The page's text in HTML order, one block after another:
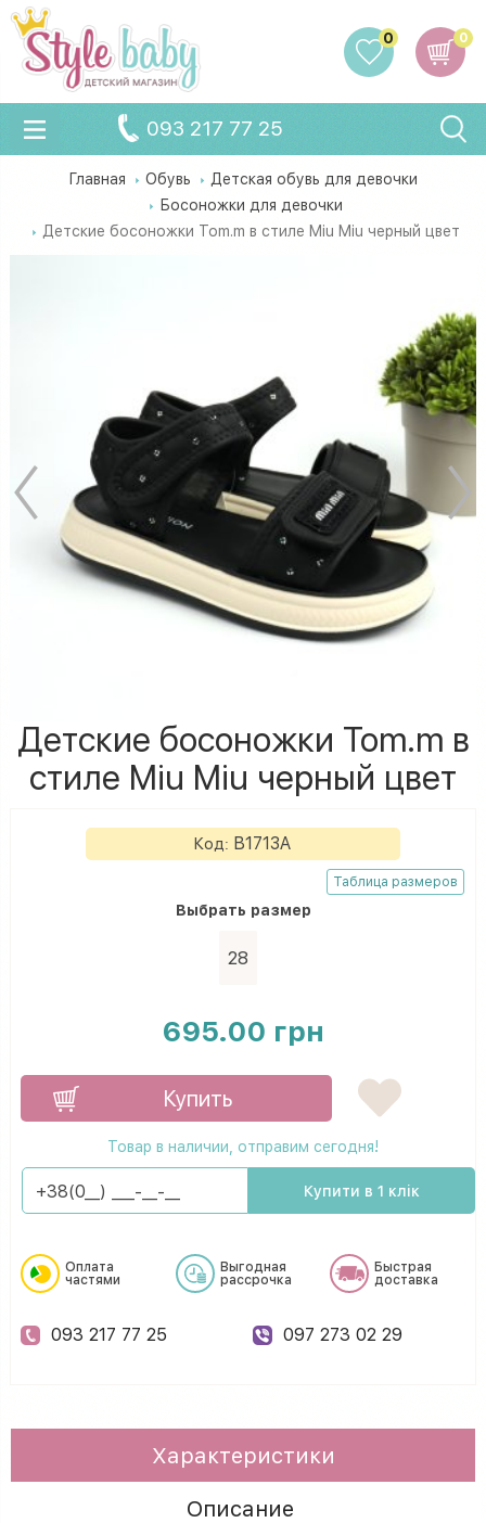
0
0
093 217 77 25
Главная Обувь
Детская обувь для девочки
Босоножки для девочки
Детские босоножки Tom.m в стиле Miu Miu черный цвет
Детские босоножки Tom.m в
стиле Miu Miu черный цвет
Код: B1713A
Таблица размеров
Выбрать размер
28
695.00 грн
Купить
Товар в наличии, отправим сегодня!
Купити в 1 клік
Оплата
частями
Выгодная
рассрочка
Быстрая
доставка
093 217 77 25 097 273 02 29
Характеристики
Описание